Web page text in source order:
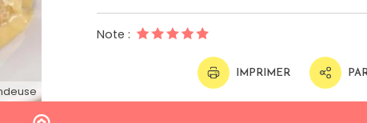
Note :
IMPRIMER